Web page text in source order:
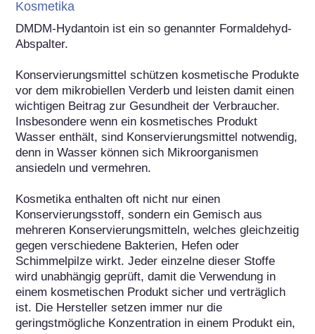
Kosmetika
DMDM-Hydantoin ist ein so genannter Formaldehyd-
Abspalter.
Konservierungsmittel schützen kosmetische Produkte
vor dem mikrobiellen Verderb und leisten damit einen
wichtigen Beitrag zur Gesundheit der Verbraucher.
Insbesondere wenn ein kosmetisches Produkt
Wasser enthält, sind Konservierungsmittel notwendig,
denn in Wasser können sich Mikroorganismen
ansiedeln und vermehren.
Kosmetika enthalten oft nicht nur einen
Konservierungsstoff, sondern ein Gemisch aus
mehreren Konservierungsmitteln, welches gleichzeitig
gegen verschiedene Bakterien, Hefen oder
Schimmelpilze wirkt. Jeder einzelne dieser Stoffe
wird unabhängig geprüft, damit die Verwendung in
einem kosmetischen Produkt sicher und verträglich
ist. Die Hersteller setzen immer nur die
geringstmögliche Konzentration in einem Produkt ein,